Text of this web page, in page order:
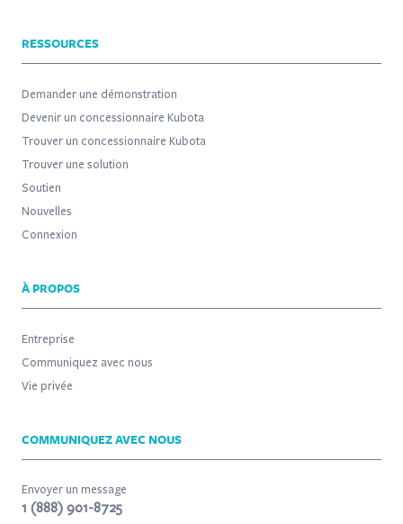
RESSOURCES
Demander une démonstration
Devenir un concessionnaire Kubota
Trouver un concessionnaire Kubota
Trouver une solution
Soutien
Nouvelles
Connexion
À PROPOS
Entreprise
Communiquez avec nous
Vie privée
COMMUNIQUEZ AVEC NOUS
Envoyer un message
1 (888) 901-8725